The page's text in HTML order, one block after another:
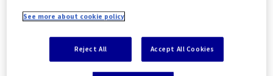
Le polizze sono acquistabili solo presso
See more about cookie policy
Reject All Accept All Cookies